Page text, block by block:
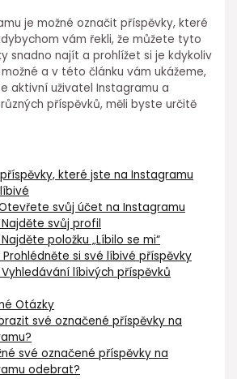
je možné označit příspěvky, které
vám řekli, že můžete tyto
snadno najít a prohlížet si je kdykoliv
a v této článku vám ukážeme,
aktivní uživatel Instagramu a
příspěvků, měli byste určitě
které jste na Instagramu
Otevřete svůj účet na Instagramu
Najděte svůj profil
položku „Líbilo se mi“
Prohlédněte si své líbivé příspěvky
Vyhledávání líbivých příspěvků
Otázky
své označené příspěvky na
své označené příspěvky na
odebrat?